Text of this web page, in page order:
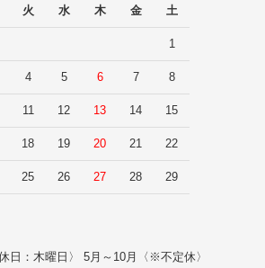
火 水 木 金 土
1
4 5 6 7 8
11 12 13 14 15
18 19 20 21 22
25 26 27 28 29
日：木曜日〉 5月～10月〈※不定休〉